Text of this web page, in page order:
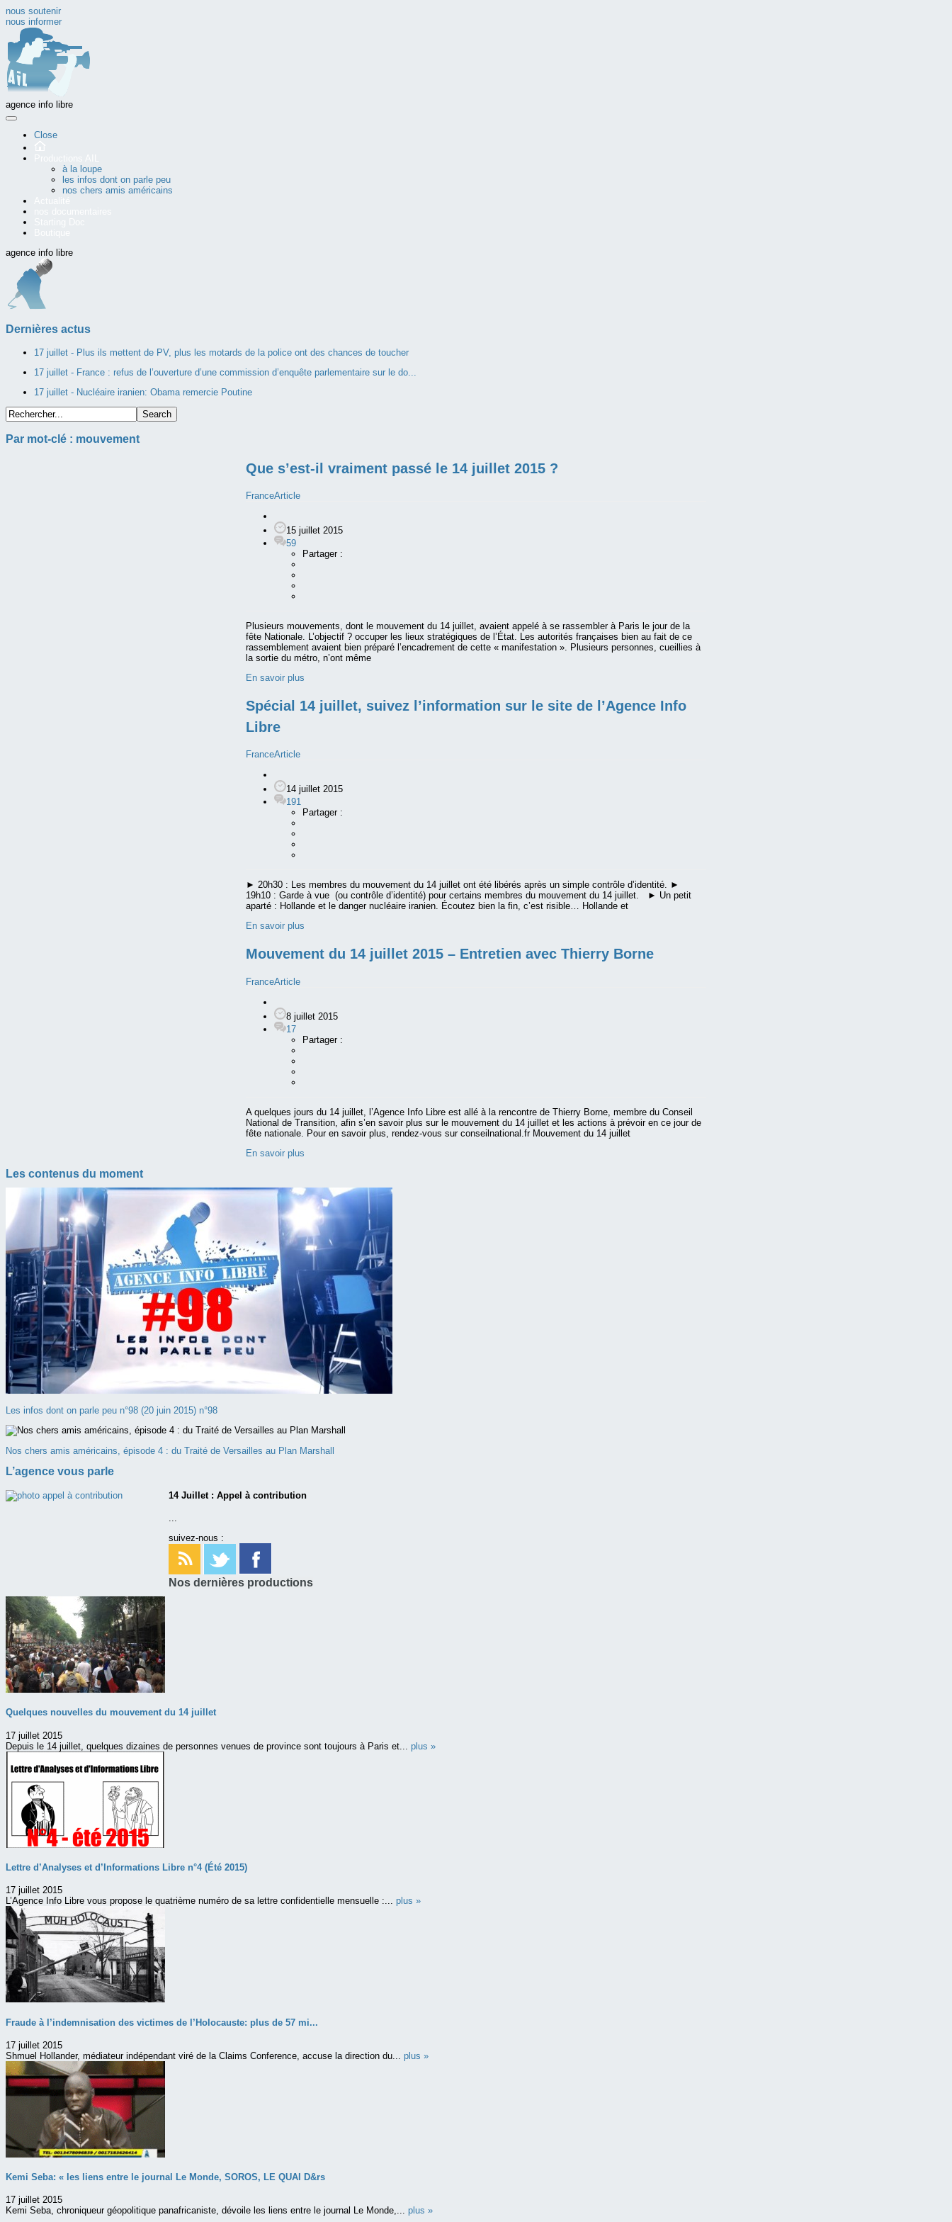
nous soutenir
nous informer
agence info libre
Close
à la loupe
les infos dont on parle peu
nos chers amis américains
agence info libre
Dernières actus
17 juillet - Plus ils mettent de PV, plus les motards de la police ont des chances de toucher
17 juillet - France : refus de l’ouverture d’une commission d’enquête parlementaire sur le do...
17 juillet - Nucléaire iranien: Obama remercie Poutine
Par mot-clé : mouvement
Que s’est-il vraiment passé le 14 juillet 2015 ?
FranceArticle
15 juillet 2015
59
Partager :
Plusieurs mouvements, dont le mouvement du 14 juillet, avaient appelé à se rassembler à Paris le jour de la
fête Nationale. L’objectif ? occuper les lieux stratégiques de l’État. Les autorités françaises bien au fait de ce
rassemblement avaient bien préparé l’encadrement de cette « manifestation ». Plusieurs personnes, cueillies à
la sortie du métro, n’ont même
En savoir plus
Spécial 14 juillet, suivez l’information sur le site de l’Agence Info
Libre
FranceArticle
14 juillet 2015
191
Partager :
► 20h30 : Les membres du mouvement du 14 juillet ont été libérés après un simple contrôle d’identité. ►
19h10 : Garde à vue (ou contrôle d’identité) pour certains membres du mouvement du 14 juillet. ► Un petit
aparté : Hollande et le danger nucléaire iranien. Écoutez bien la fin, c’est risible… Hollande et
En savoir plus
Mouvement du 14 juillet 2015 – Entretien avec Thierry Borne
FranceArticle
8 juillet 2015
17
Partager :
A quelques jours du 14 juillet, l’Agence Info Libre est allé à la rencontre de Thierry Borne, membre du Conseil
National de Transition, afin s’en savoir plus sur le mouvement du 14 juillet et les actions à prévoir en ce jour de
fête nationale. Pour en savoir plus, rendez-vous sur conseilnational.fr Mouvement du 14 juillet
En savoir plus
Les contenus du moment
Les infos dont on parle peu n°98 (20 juin 2015) n°98
Nos chers amis américains, épisode 4 : du Traité de Versailles au Plan Marshall
L’agence vous parle
14 Juillet : Appel à contribution
...
suivez-nous :
Nos dernières productions
Quelques nouvelles du mouvement du 14 juillet
17 juillet 2015
Depuis le 14 juillet, quelques dizaines de personnes venues de province sont toujours à Paris et... plus »
Lettre d’Analyses et d’Informations Libre n°4 (Été 2015)
17 juillet 2015
L’Agence Info Libre vous propose le quatrième numéro de sa lettre confidentielle mensuelle :... plus »
Fraude à l’indemnisation des victimes de l’Holocauste: plus de 57 mi...
17 juillet 2015
Shmuel Hollander, médiateur indépendant viré de la Claims Conference, accuse la direction du... plus »
Kemi Seba: « les liens entre le journal Le Monde, SOROS, LE QUAI D&rs
17 juillet 2015
Kemi Seba, chroniqueur géopolitique panafricaniste, dévoile les liens entre le journal Le Monde,... plus »